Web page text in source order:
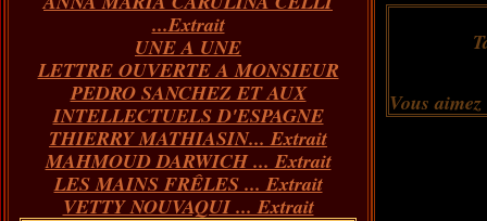
...Extrait
UNE A UNE
LETTRE OUVERTE A MONSIEUR
PEDRO SANCHEZ ET AUX
INTELLECTUELS D'ESPAGNE
THIERRY MATHIASIN... Extrait
MAHMOUD DARWICH ... Extrait
LES MAINS FRÊLES ... Extrait
VETTY NOUVAQUI ... Extrait
Vous aimez